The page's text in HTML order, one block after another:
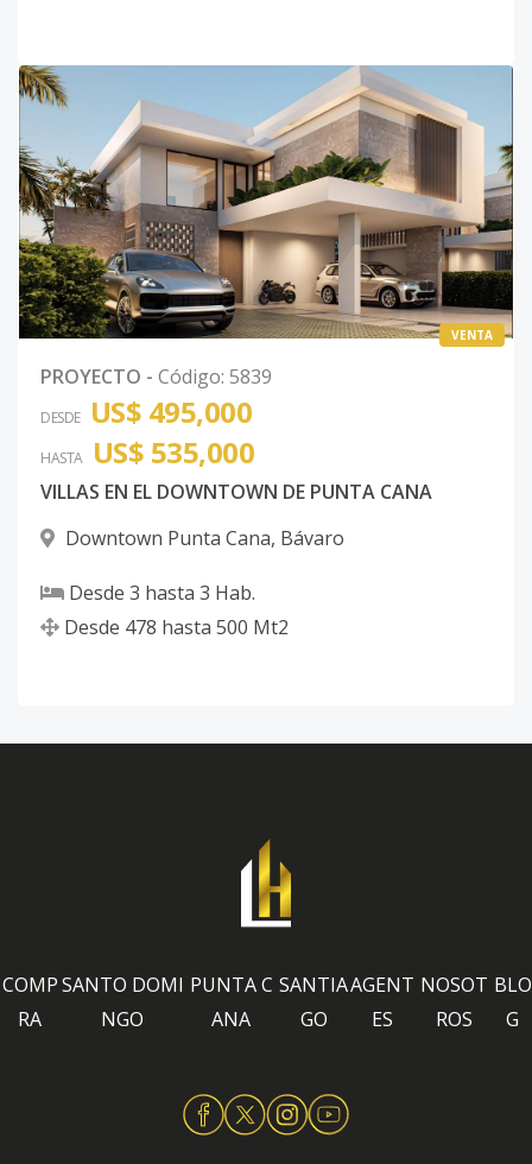
VENTA
PROYECTO - Código: 5839
DESDE US$ 495,000
HASTA US$ 535,000
VILLAS EN EL DOWNTOWN DE PUNTA CANA
Downtown Punta Cana, Bávaro
Desde 3 hasta 3 Hab.
Desde 478 hasta 500 Mt2
COMP
RA
SANTO DOMI
NGO
PUNTA C
ANA
SANTIA
GO
AGENT
ES
NOSOT
ROS
BLO
G